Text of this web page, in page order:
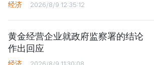
经济 2026/8/9 12:35:12
黄金经营企业就政府监察署的结论
作出回应